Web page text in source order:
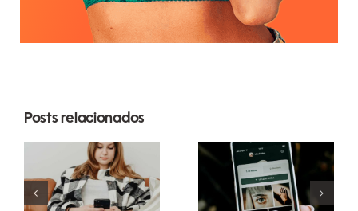
Posts relacionados
Estratégias
inovadoras
para
aumentar a
Melhores
práticas
para usar
filtros de